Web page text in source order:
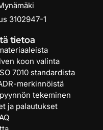
3102947-1
tietoa
koon valinta
7010 standardista
merkinnöistä
tekeminen
ja palautukset